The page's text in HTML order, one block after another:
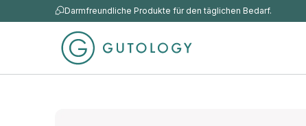
Darmfreundliche Produkte für den täglichen Bedarf.